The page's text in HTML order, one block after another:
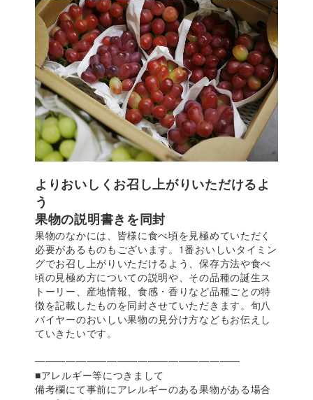
よりおいしくお召し上がりいただけるよ
う
果物の説明書きを同封
果物のなかには、皆様に食べ頃を見極めていただく
必要があるものもございます。1番おいしいタイミン
グでお召し上がりいただけるよう、保存方法や食べ
頃の見極め方についての説明や、その品種の誕生ス
トーリー、産地情報、食感・香りなど品種ごとの特
徴を記載したものを同封させていただきます。旬八
バイヤーのおいしい果物の見分け方などもお伝えし
ていきたいです。
━━━━━━━━━━━━━━━━━━━━
■アレルギー等につきまして
備考欄にて事前にアレルギーのある果物がある場合